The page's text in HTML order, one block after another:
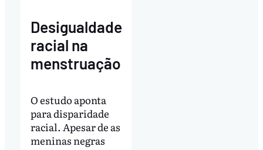
Desigualdade
racial na
menstruação
O estudo aponta
para disparidade
racial. Apesar de as
meninas negras